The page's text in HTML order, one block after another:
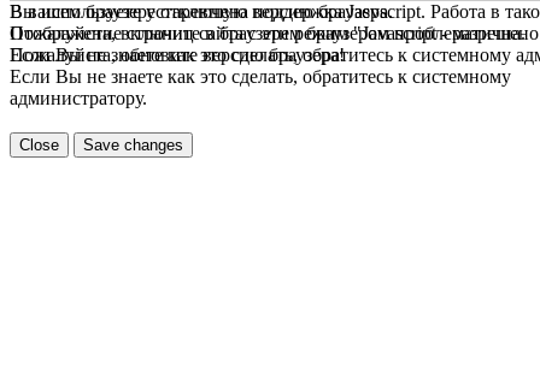
В вашем браузере отключена поддержка Jasvscript. Работа в
Пожалуйста, включите в браузере режим "Javascript -
Если Вы не знаете как это сделать, обратитесь к системному
Вы используете устаревшую версию браузера.
Отображение страниц сайта с этим браузером проблематична.
Пожалуйста, обновите версию браузера!
Если Вы не знаете как это сделать, обратитесь к системному
администратору.
Close Save changes